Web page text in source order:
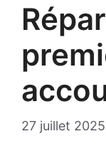
27 juillet 2025